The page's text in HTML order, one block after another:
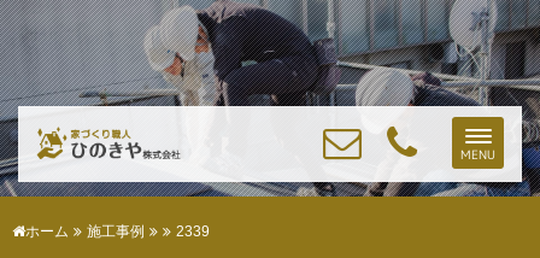
Toggle
MENU
ホーム 施工事例 2339